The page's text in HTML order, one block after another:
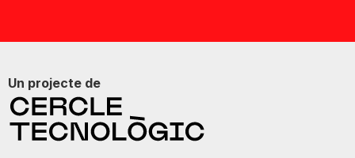
Un projecte de